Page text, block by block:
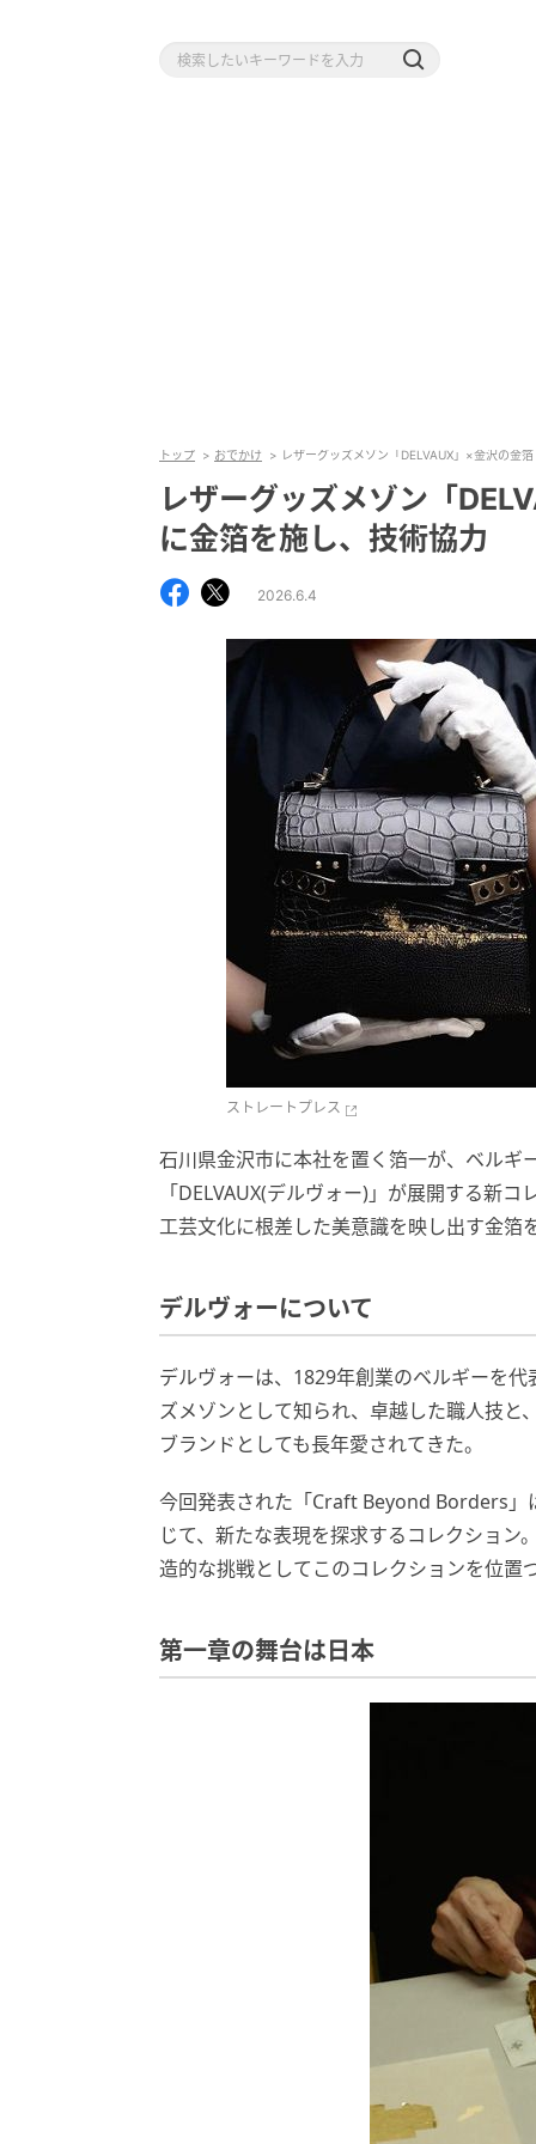
トップ おでかけ レザーグッズメゾン「DELVAUX」×金沢の金
レザーグッズメゾン「
に金箔を施し、技術協力
2026.6.4
ストレートプレス
石川県金沢市に本社を置く箔一が、ベルギ
「DELVAUX(デルヴォー)」が展開する新
工芸文化に根差した美意識を映し出す金箔
デルヴォーについて
デルヴォーは、1829年創業のベルギーを
ズメゾンとして知られ、卓越した職人技と
ブランドとしても長年愛されてきた。
今回発表された「Craft Beyond Borders」
じて、新たな表現を探求するコレクショ
造的な挑戦としてこのコレクションを位置
第一章の舞台は日本